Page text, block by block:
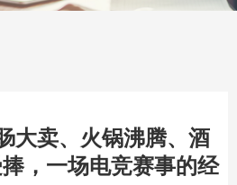
大卖、火锅沸腾、酒
，一场电竞赛事的经